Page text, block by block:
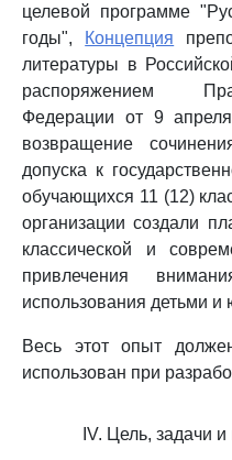
целевой программе
годы",
Концепция
литературы в
распоряжением
Федерации от 9
возвращение
допуска к
обучающихся 11 (12)
организации создали
классической и
привлечения
использования детьми
Весь этот опыт
использован при
IV. Цель, задачи